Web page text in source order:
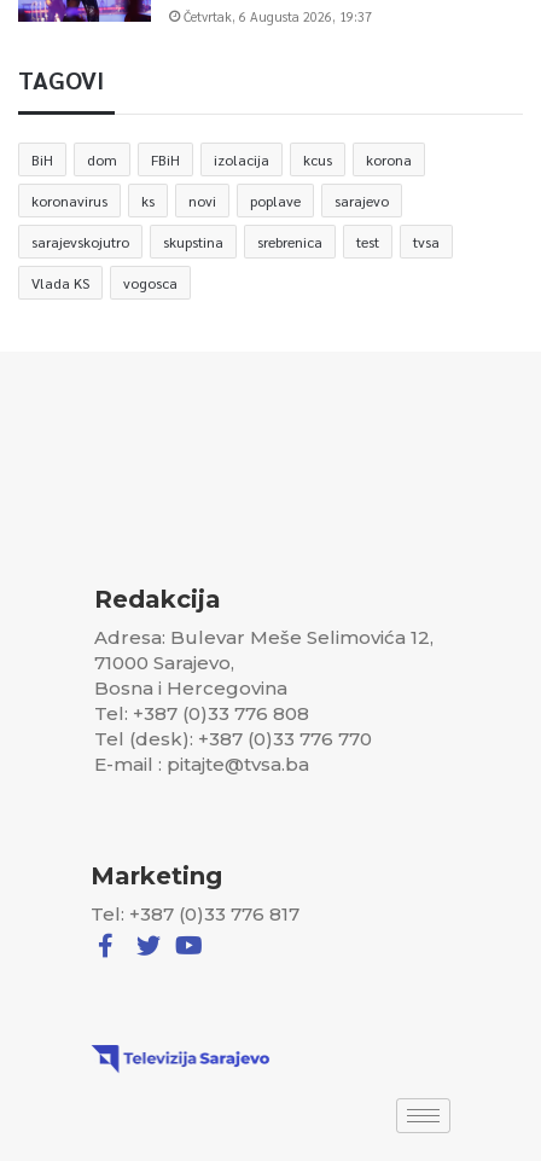
Četvrtak, 6 Augusta 2026, 19:37
TAGOVI
BiH dom FBiH izolacija kcus korona
koronavirus ks novi poplave sarajevo
sarajevskojutro skupstina srebrenica test tvsa
Vlada KS vogosca
Redakcija
Adresa: Bulevar Meše Selimovića 12,
71000 Sarajevo,
Bosna i Hercegovina
Tel: +387 (0)33 776 808
Tel (desk): +387 (0)33 776 770
E-mail : pitajte@tvsa.ba
Marketing
Tel: +387 (0)33 776 817